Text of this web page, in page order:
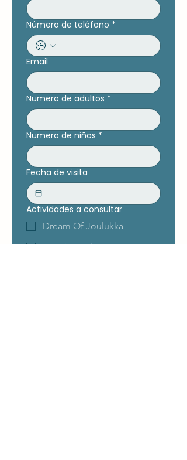
Número de teléfono *
Email
Numero de adultos *
Numero de niños *
Fecha de visita
Actividades a consultar
Dream Of Joulukka
La Fábrica de Juguetes